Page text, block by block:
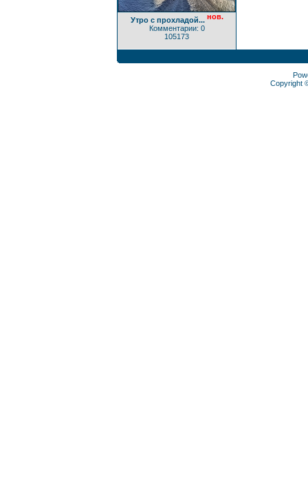
Утро с прохладой... нов.
Комментарии: 0
105173
Copyright